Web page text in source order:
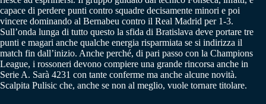
capace di perdere punti contro squadre decisamente minori e poi
vincere dominando al Bernabeu contro il Real Madrid per 1-3.
Sull’onda lunga di tutto questo la sfida di Bratislava deve portare tre
punti e magari anche qualche energia risparmiata se si indirizza il
match fin dall’inizio. Anche perché, di pari passo con la Champions
League, i rossoneri devono compiere una grande rincorsa anche in
Serie A. Sarà 4231 con tante conferme ma anche alcune novità.
Scalpita Pulisic che, anche se non al meglio, vuole tornare titolare.